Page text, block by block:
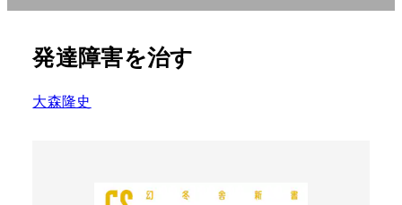
発達障害を治す
大森隆史